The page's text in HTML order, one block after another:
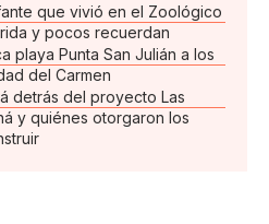
que vivió en el Zoológico
y pocos recuerdan
playa Punta San Julián a los
del Carmen
detrás del proyecto Las
y quiénes otorgaron los